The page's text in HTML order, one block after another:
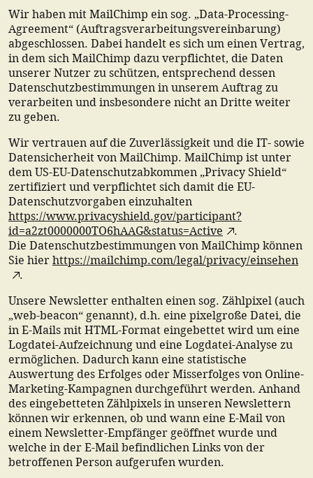
Wir haben mit MailChimp ein sog. „Data-Processing-
Agreement“ (Auftragsverarbeitungsvereinbarung)
abgeschlossen. Dabei handelt es sich um einen Vertrag,
in dem sich MailChimp dazu verpflichtet, die Daten
unserer Nutzer zu schützen, entsprechend dessen
Datenschutzbestimmungen in unserem Auftrag zu
verarbeiten und insbesondere nicht an Dritte weiter
zu geben.
Wir vertrauen auf die Zuverlässigkeit und die IT- sowie
Datensicherheit von MailChimp. MailChimp ist unter
dem US-EU-Datenschutzabkommen „Privacy Shield“
zertifiziert und verpflichtet sich damit die EU-
Datenschutzvorgaben einzuhalten
https://www.privacyshield.gov/participant?
id=a2zt0000000TO6hAAG&status=Active
.
Die Datenschutzbestimmungen von MailChimp können
Sie hier https://mailchimp.com/legal/privacy/einsehen
.
Unsere Newsletter enthalten einen sog. Zählpixel (auch
„web-beacon“ genannt), d.h. eine pixelgroße Datei, die
in E-Mails mit HTML-Format eingebettet wird um eine
Logdatei-Aufzeichnung und eine Logdatei-Analyse zu
ermöglichen. Dadurch kann eine statistische
Auswertung des Erfolges oder Misserfolges von Online-
Marketing-Kampagnen durchgeführt werden. Anhand
des eingebetteten Zählpixels in unseren Newslettern
können wir erkennen, ob und wann eine E-Mail von
einem Newsletter-Empfänger geöffnet wurde und
welche in der E-Mail befindlichen Links von der
betroffenen Person aufgerufen wurden.